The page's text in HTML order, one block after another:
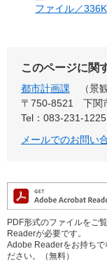
ファイル／
このページに関
都市計画課
景
〒750-8521
下関
Tel：083-231-1225
メールでのお問い
PDF形式のファイルをご
Readerが必要です。
Adobe Readerをお持ちで
ださい。（無料）